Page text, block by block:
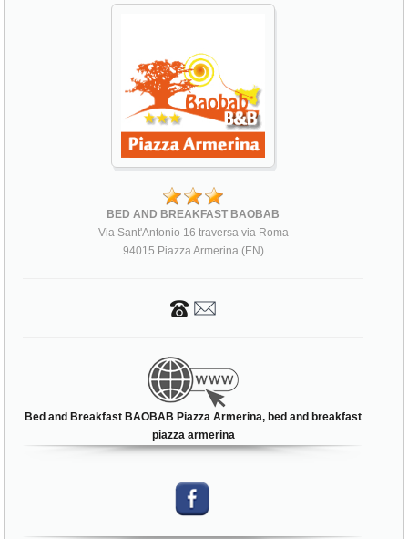
BED AND BREAKFAST BAOBAB
Via Sant'Antonio 16 traversa via Roma
94015 Piazza Armerina (EN)
Bed and Breakfast BAOBAB Piazza Armerina, bed and breakfast
piazza armerina